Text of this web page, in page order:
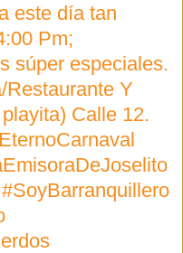
este día tan
Pm;
súper especiales.
Y
Calle 12.